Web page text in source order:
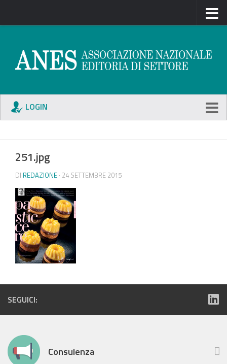
LOGIN
251.jpg
DI REDAZIONE · 24 SETTEMBRE 2015
SEGUICI:
Consulenza